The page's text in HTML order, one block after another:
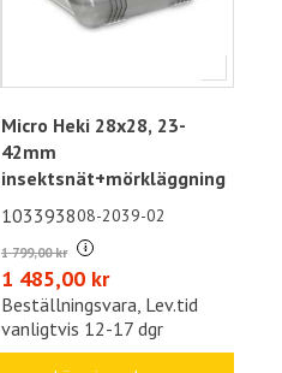
Micro Heki 28x28, 23-
42mm
insektsnät+mörkläggning
103393808-2039-02
1 799,00 kr i
1 485,00 kr
Beställningsvara, Lev.tid
vanligtvis 12-17 dgr